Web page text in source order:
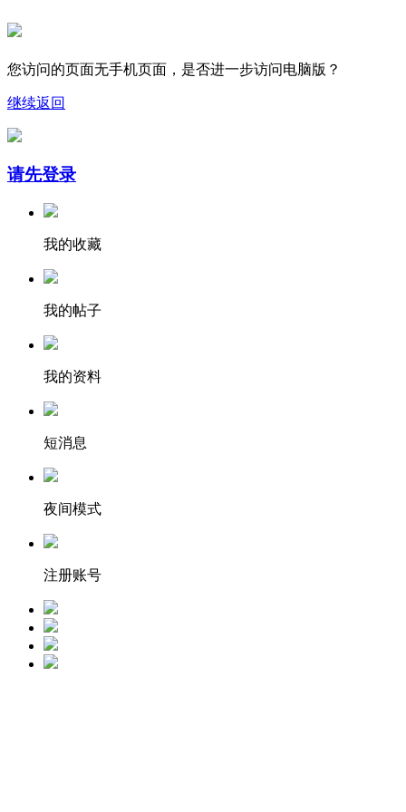
您访问的页面无手机页面，是否进一步访问电脑版？
继续返回
请先登录
我的收藏
我的帖子
我的资料
短消息
夜间模式
注册账号